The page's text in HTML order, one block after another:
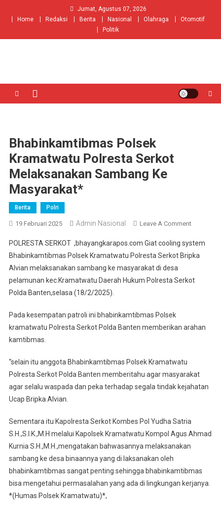
Jumat, Agustus 07, 2026
Home
Redaksi Berita Nasional Olahraga
Otomotif
Politik
Bhabinkamtibmas Polsek
Kramatwatu Polresta Serkot
Melaksanakan Sambang Ke
Masyarakat*
Berita Polri
19 Februari 2025 Admin Nasional Leave A CommentOn
Polsek
Serkot
POLRESTA SERKOT ,bhayangkarapos.com Giat cooling system
Bhabinkamtibmas Polsek Kramatwatu Polresta Serkot Bripka
Alvian melaksanakan sambang ke masyarakat di desa
pelamunan kec.Kramatwatu Daerah Hukum Polresta Serkot
Polda Banten,selasa (18/2/2025).
Pada kesempatan patroli ini bhabinkamtibmas Polsek
kramatwatu Polresta Serkot Polda Banten memberikan arahan
kamtibmas.
“selain itu anggota Bhabinkamtibmas Polsek Kramatwatu
Polresta Serkot Polda Banten memberitahu agar masyarakat
agar selalu waspada dan peka terhadap segala tindak kejahatan
Ucap Bripka Alvian.
Sementara itu Kapolresta Serkot Kombes Pol Yudha Satria
S.H.,S.I.K.,M.H melalui Kapolsek Kramatwatu Kompol Agus Ahmad
Kurnia S.H.,M.H.,mengatakan bahwasannya melaksanakan
sambang ke desa binaannya yang di laksanakan oleh
bhabinkamtibmas sangat penting sehingga bhabinkamtibmas
bisa mengetahui permasalahan yang ada di lingkungan kerjanya.
*(Humas Polsek Kramatwatu)*,